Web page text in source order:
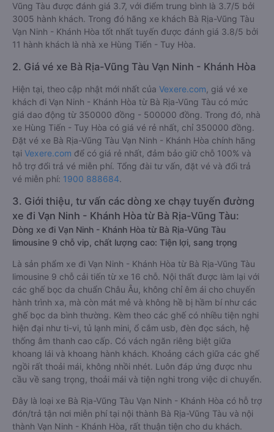
Vũng Tàu được đánh giá 3.7, với điểm trung bình là 3.7/5 bởi
3005 hành khách. Trong đó hãng xe khách Bà Rịa-Vũng Tàu
Vạn Ninh - Khánh Hòa tốt nhất tuyến được đánh giá 3.8/5 bởi
11 hành khách là nhà xe Hùng Tiến - Tuy Hòa.
2. Giá vé xe Bà Rịa-Vũng Tàu Vạn Ninh - Khánh Hòa
Hiện tại, theo cập nhật mới nhất của Vexere.com , giá vé xe
khách đi Vạn Ninh - Khánh Hòa từ Bà Rịa-Vũng Tàu có mức
giá dao động từ 350000 đồng - 500000 đồng. Trong đó, nhà
xe Hùng Tiến - Tuy Hòa có giá vé rẻ nhất, chỉ 350000 đồng.
Đặt vé xe Bà Rịa-Vũng Tàu Vạn Ninh - Khánh Hòa chính hãng
tại Vexere.com để có giá rẻ nhất, đảm bảo giữ chỗ 100% và
hỗ trợ đổi trả vé miễn phí. Tổng đài tư vấn, đặt vé và đổi trả
vé miễn phí: 1900 888684.
3. Giới thiệu, tư vấn các dòng xe chạy tuyến đường
xe đi Vạn Ninh - Khánh Hòa từ Bà Rịa-Vũng Tàu:
Dòng xe đi Vạn Ninh - Khánh Hòa từ Bà Rịa-Vũng Tàu
limousine 9 chỗ vip, chất lượng cao: Tiện lợi, sang trọng
Là sản phẩm xe đi Vạn Ninh - Khánh Hòa từ Bà Rịa-Vũng Tàu
limousine 9 chỗ cải tiến từ xe 16 chỗ. Nội thất được làm lại với
các ghế bọc da chuẩn Châu Âu, không chỉ êm ái cho chuyến
hành trình xa, mà còn mát mẻ và không hề bị hầm bí như các
ghế bọc da bình thường. Kèm theo các ghế có nhiều tiện nghi
hiện đại như ti-vi, tủ lạnh mini, ổ cắm usb, đèn đọc sách, hệ
thống âm thanh cao cấp. Có vách ngăn riêng biệt giữa
khoang lái và khoang hành khách. Khoảng cách giữa các ghế
ngồi rất thoải mái, không nhồi nhét. Luôn đáp ứng được nhu
cầu về sang trọng, thoải mái và tiện nghi trong việc di chuyển.
Đây là loại xe Bà Rịa-Vũng Tàu Vạn Ninh - Khánh Hòa có hỗ trợ
đón/trả tận nơi miễn phí tại nội thành Bà Rịa-Vũng Tàu và nội
thành Vạn Ninh - Khánh Hòa, rất thuận tiện cho du khách.